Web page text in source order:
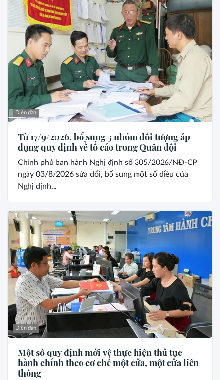
Diễn đàn
Từ 17/9/2026, bổ sung 3 nhóm đối tượng áp
dụng quy định về tố cáo trong Quân đội
Chính phủ ban hành Nghị định số 305/2026/NĐ-CP
ngày 03/8/2026 sửa đổi, bổ sung một số điều của
Nghị định...
Diễn đàn
Một số quy định mới về thực hiện thủ tục
hành chính theo cơ chế một cửa, một cửa liên
thông